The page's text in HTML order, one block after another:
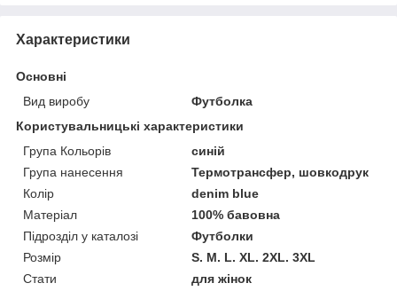
Характеристики
Основні
Вид виробу
Футболка
Користувальницькі характеристики
Група Кольорів
синій
Група нанесення
Термотрансфер, шовкодрук
Колір
denim blue
Матеріал
100% бавовна
Підрозділ у каталозі
Футболки
Розмір
S. M. L. XL. 2XL. 3XL
Стати
для жінок